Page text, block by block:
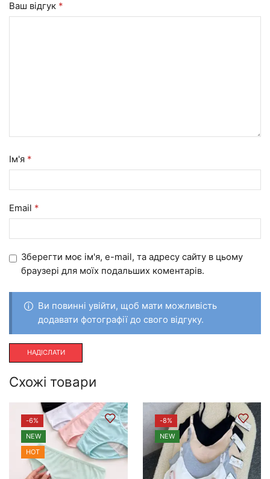
Ваш відгук *
Ім'я *
Email *
Зберегти моє ім'я, e-mail, та адресу сайту в цьому
браузері для моїх подальших коментарів.
Ви повинні увійти, щоб мати можливість
додавати фотографії до свого відгуку.
Схожі товари
-6%
NEW
HOT
-8%
NEW